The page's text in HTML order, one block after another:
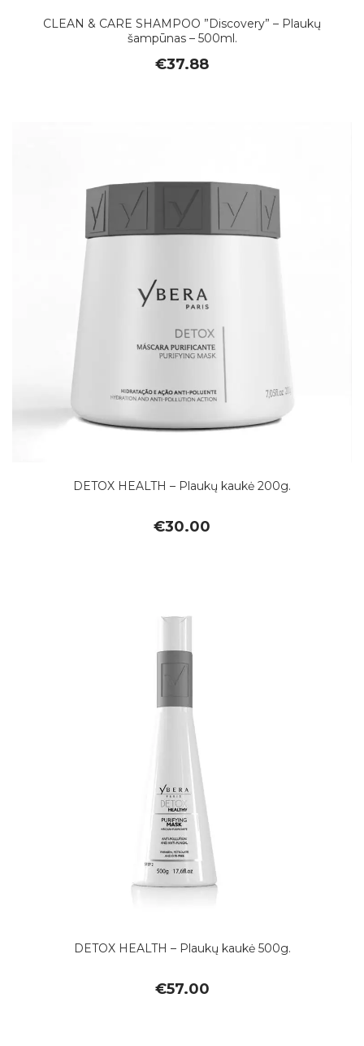
CLEAN & CARE SHAMPOO ”Discovery” – Plaukų
šampūnas – 500ml.
€37.88
DETOX HEALTH – Plaukų kaukė 200g.
€30.00
DETOX HEALTH – Plaukų kaukė 500g.
€57.00